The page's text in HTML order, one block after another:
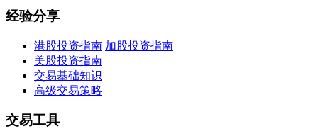
经验分享
港股投资指南 加股投资指南
美股投资指南
交易基础知识
高级交易策略
交易工具